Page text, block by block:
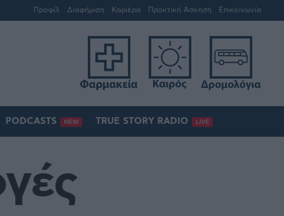
Προφίλ Διαφήμιση Καριέρα Πρακτική Άσκηση Επικοινωνία
PODCASTS NEW TRUE STORY RADIO LIVE